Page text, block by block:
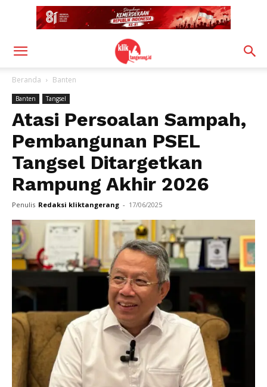
Beranda Banten
Banten Tangsel
Atasi Persoalan Sampah,
Pembangunan PSEL
Tangsel Ditargetkan
Rampung Akhir 2026
Penulis Redaksi kliktangerang - 17/06/2025